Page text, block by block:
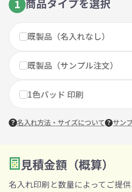
1 商品タイプを選択
既製品（名入れなし）
既製品（サンプル注文）
1色パッド 印刷
名入れ方法・サイズについて サン
2 数量を入力
見積金額（概算）
名入れ印刷と数量によってご提供